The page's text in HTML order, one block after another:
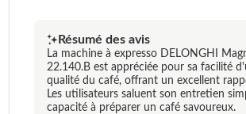
Résumé des avis
La machine à expresso DELONGHI
22.140.B est appréciée pour sa facilité
qualité du café, offrant un excellent
Les utilisateurs saluent son entretien
capacité à préparer un café savoureux.